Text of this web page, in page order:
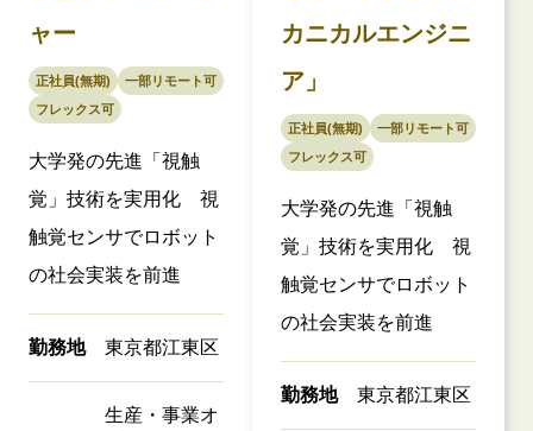
ャー
正社員(無期)
一部リモート可
フレックス可
大学発の先進「視触
覚」技術を実用化 視
触覚センサでロボット
の社会実装を前進
勤務地 東京都江東区
生産・事業オ
カニカルエンジニ
ア」
正社員(無期)
一部リモート可
フレックス可
大学発の先進「視触
覚」技術を実用化 視
触覚センサでロボット
の社会実装を前進
勤務地 東京都江東区